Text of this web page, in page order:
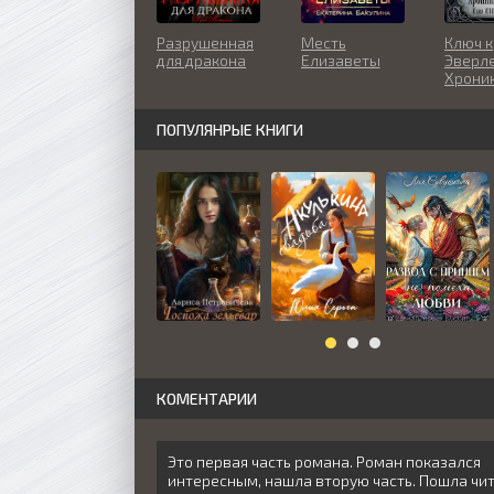
Разрушенная
для дракона
Месть
Елизаветы
Ключ к
ПОПУЛЯНРЫЕ КНИГИ
КОМЕНТАРИИ
Это первая часть романа. Роман показался
интересным, нашла вторую часть. Пошла